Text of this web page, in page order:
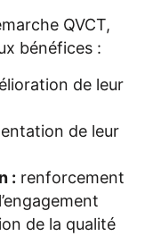
QVCT,
bénéfices :
de leur
de leur
: renforcement
de la qualité